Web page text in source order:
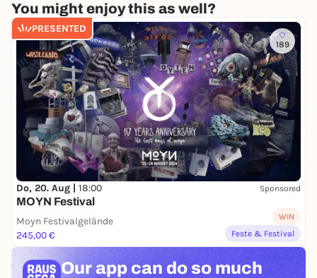
You might enjoy this as well?
PRESENTED
189
Do, 20. Aug | 18:00 Sponsored
MOYN Festival
Moyn Festivalgelände
245,00 €
WIN
Feste & Festival
Our app can do so much